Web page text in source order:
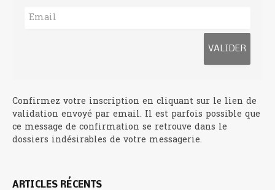
Confirmez votre inscription en cliquant sur le lien de
validation envoyé par email. Il est parfois possible que
ce message de confirmation se retrouve dans le
dossiers indésirables de votre messagerie.
ARTICLES RÉCENTS